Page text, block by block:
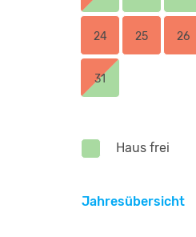
- Sauna für bis zu
24 25 26
31
Haus frei
Jahresübersicht